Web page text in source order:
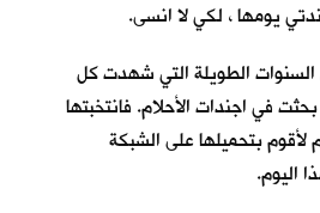
يومها ، لكي لا انسى.
السنوات الطويلة التي شهدت كل
في اجندات الأحلام. فانتخبتها
بتحميلها على الشبكة
اليوم.